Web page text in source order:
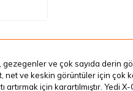
ve çok sayıda derin
net ve keskin görüntüler için
artırmak için karartılmıştır.